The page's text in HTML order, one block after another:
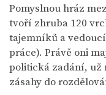
Pomyslnou hráz
tvoří zhruba 120
tajemníků a
práce). Právě oni
politická zadání, už
zásahy do